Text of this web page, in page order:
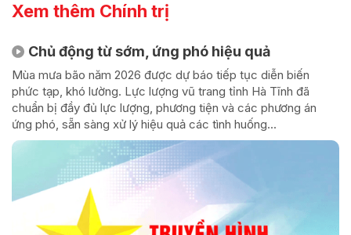
Xem thêm Chính trị
Chủ động từ sớm, ứng phó hiệu quả
Mùa mưa bão năm 2026 được dự báo tiếp tục diễn biến
phức tạp, khó lường. Lực lượng vũ trang tỉnh Hà Tĩnh đã
chuẩn bị đầy đủ lực lượng, phương tiện và các phương án
ứng phó, sẵn sàng xử lý hiệu quả các tình huống...